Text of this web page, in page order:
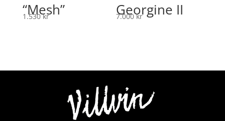
“Mesh”
1.530kr Georgine II
7.000kr